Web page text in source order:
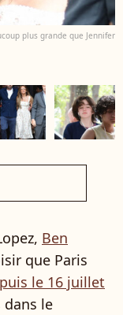
plus grande que Jennifer
Ben
que Paris
le 16 juillet
dans le